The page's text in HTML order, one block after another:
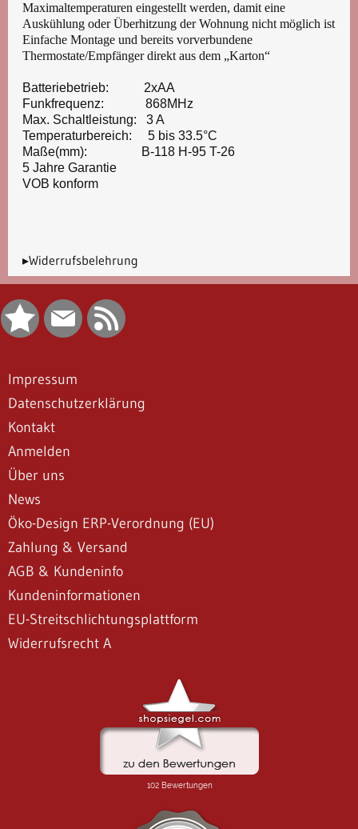
Maximaltemperaturen eingestellt werden, damit eine
Auskühlung oder Überhitzung der Wohnung nicht möglich ist
Einfache Montage und bereits vorverbundene
Thermostate/Empfänger direkt aus dem „Karton“
Batteriebetrieb: 2xAA
Funkfrequenz: 868MHz
Max. Schaltleistung: 3 A
Temperaturbereich: 5 bis 33.5°C
Maße(mm): B-118 H-95 T-26
5 Jahre Garantie
VOB konform
▸Widerrufsbelehrung
Impressum
Datenschutzerklärung
Kontakt
Anmelden
Über uns
News
Öko-Design ERP-Verordnung (EU)
Zahlung & Versand
AGB & Kundeninfo
Kundeninformationen
EU-Streitschlichtungsplattform
Widerrufsrecht A